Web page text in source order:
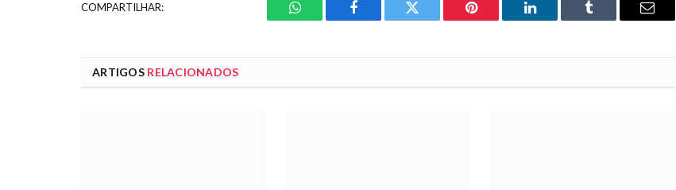
COMPARTILHAR:
WhatsAppFacebook Twitter Pinterest LinkedIn Tumblr Email
ARTIGOS RELACIONADOS